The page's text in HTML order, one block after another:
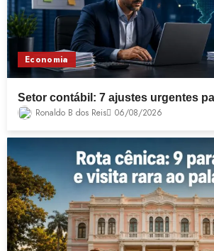
Economia
Setor contábil: 7 ajustes urgentes
Ronaldo B dos Reis 06/08/2026